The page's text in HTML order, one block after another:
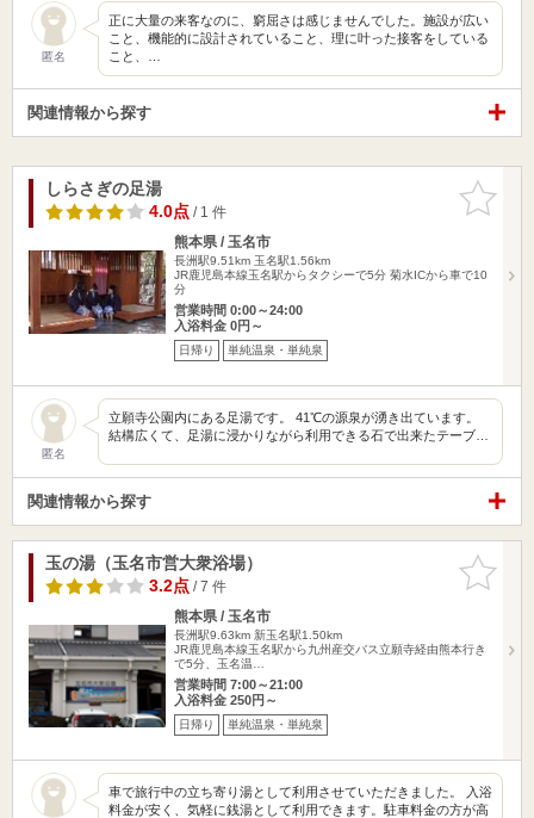
匿名
正に大量の来客なのに、窮屈さは感じませんでした。施設が広い
こと、機能的に設計されていること、理に叶った接客をしている
こと、…
関連情報から探す
お気に入
りに追加
しらさぎの足湯
4.0点/ 1 件
熊本県 / 玉名市
長洲駅9.51km 玉名駅1.56km
JR鹿児島本線玉名駅からタクシーで5分 菊水ICから車で10
分
営業時間 0:00～24:00
入浴料金 0円～
日帰り 単純温泉・単純泉
匿名
立願寺公園内にある足湯です。 41℃の源泉が湧き出ています。
結構広くて、足湯に浸かりながら利用できる石で出来たテーブ…
関連情報から探す
お気に入
りに追加
玉の湯（玉名市営大衆浴場）
3.2点/ 7 件
熊本県 / 玉名市
長洲駅9.63km 新玉名駅1.50km
JR鹿児島本線玉名駅から九州産交バス立願寺経由熊本行き
で5分、玉名温…
営業時間 7:00～21:00
入浴料金 250円～
日帰り 単純温泉・単純泉
車で旅行中の立ち寄り湯として利用させていただきました。 入浴
料金が安く、気軽に銭湯として利用できます。駐車料金の方が高